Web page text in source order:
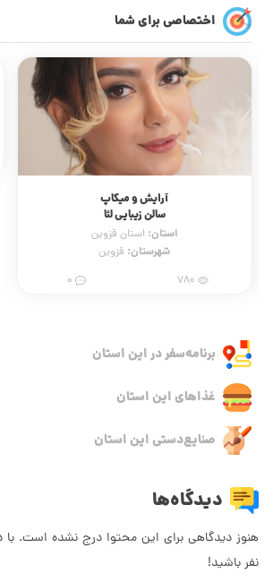
اختصاصی برای شما
آرایش و میکاپ
سالن زیبایی لئا
استان: استان قزوین
شهرستان: قزوین
780
برنامه‌سفر‌ در این استان
غذاهای این استان
صنایع‌دستی این استان
دیدگاه‌ها
هنوز دیدگاهی برای این محتوا درج نشده است. با
نفر باشید!